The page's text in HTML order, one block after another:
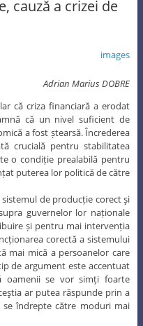
cauză a crizei de
Adrian Marius DOBRE
că criza financiară a erodat
că un nivel suficient de
a fost ștearsă. Încrederea
crucială pentru stabilitatea
o condiție prealabilă pentru
puterea lor politică de către
de producție corect şi
guvernelor lor naționale
și pentru mai intervenția
corectă a sistemului
mai mică a persoanelor care
de argument este accentuat
oamenii se vor simți foarte
ar putea răspunde prin a
îndrepte către moduri mai